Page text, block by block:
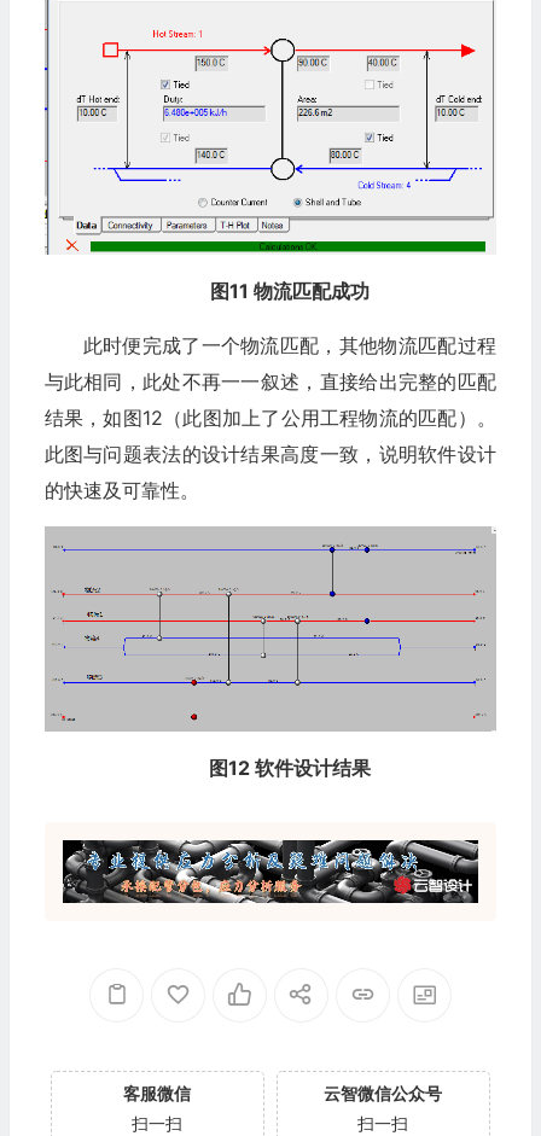
图11 物流匹配成功
此时便完成了一个物流匹配，其他物流匹配过程
与此相同，此处不再一一叙述，直接给出完整的匹配
结果，如图12（此图加上了公用工程物流的匹配）。
此图与问题表法的设计结果高度一致，说明软件设计
的快速及可靠性。
图12 软件设计结果
客服微信
扫一扫
云智微信公众号
扫一扫